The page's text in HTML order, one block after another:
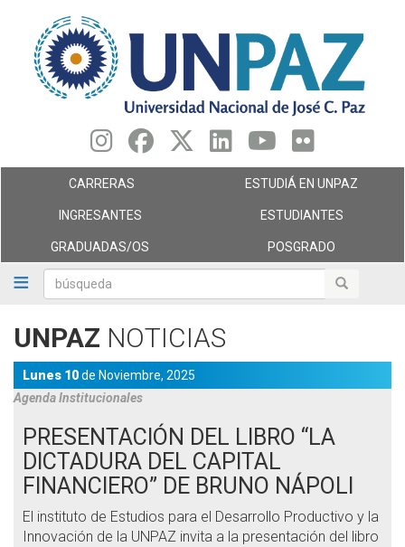
contenido
principal
búsqueda búsqueda
CARRERAS ESTUDIÁ EN UNPAZ
INGRESANTES ESTUDIANTES
GRADUADAS/OS POSGRADO
UNPAZ NOTICIAS
Lunes 10de Noviembre, 2025
AgendaInstitucionales
PRESENTACIÓN DEL LIBRO “LA
DICTADURA DEL CAPITAL
FINANCIERO” DE BRUNO NÁPOLI
El instituto de Estudios para el Desarrollo Productivo y la
Innovación de la UNPAZ invita a la presentación del libro